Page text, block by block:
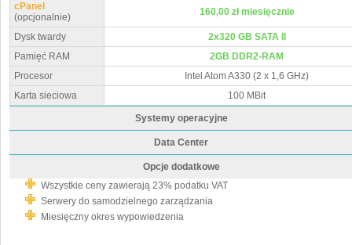
cPanel
(opcjonalnie)
160,00 zł miesięcznie
Dysk twardy
2x320 GB SATA II
Pamięć RAM
2GB DDR2-RAM
Procesor
Intel Atom A330 (2 x 1,6 GHz)
Karta sieciowa
100 MBit
Systemy operacyjne
Data Center
Opcje dodatkowe
Wszystkie ceny zawierają 23% podatku VAT
Serwery do samodzielnego zarządzania
Miesięczny okres wypowiedzenia